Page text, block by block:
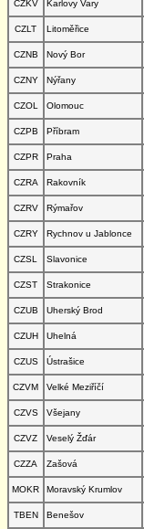
CZKV Karlovy Vary
CZLT
Litoměřice
CZNB
Nový Bor
CZNY
Nýřany
CZOL
Olomouc
CZPB
Příbram
CZPR
Praha
CZRA
Rakovník
CZRV
Rýmařov
CZRY
Rychnov u Jablonce
CZSL
Slavonice
CZST
Strakonice
CZUB
Uherský Brod
CZUH
Uhelná
CZUS
Ústrašice
CZVM
Velké Meziříčí
CZVS
Všejany
CZVZ
Veselý Žďár
CZZA
Zašová
MOKR
Moravský Krumlov
TBEN
Benešov